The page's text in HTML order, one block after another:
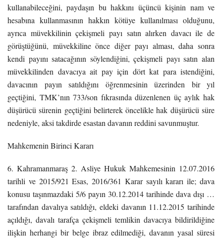
kullanabileceğini, paydaşın bu hakkını üçüncü kişinin nam ve
hesabına kullanmasının hakkın kötüye kullanılması olduğunu,
ayrıca müvekkilinin çekişmeli payı satın alırken davacı ile de
görüştüğünü, müvekkiline önce diğer payı alması, daha sonra
kendi payını satacağının söylendiğini, çekişmeli payı satın alan
müvekkilinden davacıya ait pay için dört kat para istendiğini,
davacının payın satıldığını öğrenmesinin üzerinden bir yıl
geçtiğini, TMK’nın 733/son fıkrasında düzenlenen üç aylık hak
düşürücü sürenin geçtiğini belirterek öncelikle hak düşürücü süre
nedeniyle, aksi takdirde esastan davanın reddini savunmuştur.
Mahkemenin Birinci Kararı
6. Kahramanmaraş 2. Asliye Hukuk Mahkemesinin 12.07.2016
tarihli ve 2015/921 Esas, 2016/361 Karar sayılı kararı ile; dava
konusu taşınmazdaki 5/6 payın 30.12.2014 tarihinde dava dışı …
tarafından davalıya satıldığı, eldeki davanın 11.12.2015 tarihinde
açıldığı, davalı tarafça çekişmeli temlikin davacıya bildirildiğine
ilişkin herhangi bir belge ibraz edilmediği, davanın yasal süresi